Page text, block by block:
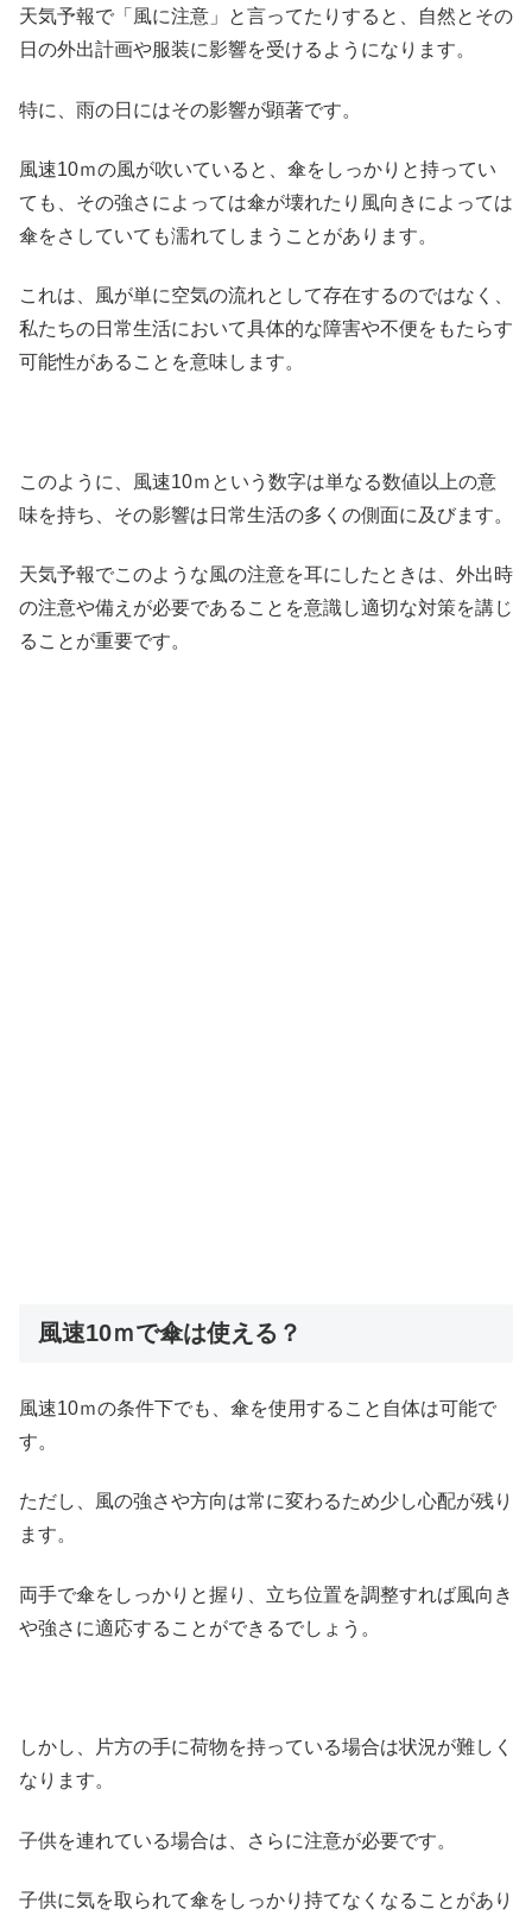
天気予報で「風に注意」と言ってたりすると、自然とその
日の外出計画や服装に影響を受けるようになります。
特に、雨の日にはその影響が顕著です。
風速10ｍの風が吹いていると、傘をしっかりと持ってい
ても、その強さによっては傘が壊れたり風向きによっては
傘をさしていても濡れてしまうことがあります。
これは、風が単に空気の流れとして存在するのではなく、
私たちの日常生活において具体的な障害や不便をもたらす
可能性があることを意味します。
このように、風速10ｍという数字は単なる数値以上の意
味を持ち、その影響は日常生活の多くの側面に及びます。
天気予報でこのような風の注意を耳にしたときは、外出時
の注意や備えが必要であることを意識し適切な対策を講じ
ることが重要です。
風速10ｍで傘は使える？
風速10ｍの条件下でも、傘を使用すること自体は可能で
す。
ただし、風の強さや方向は常に変わるため少し心配が残り
ます。
両手で傘をしっかりと握り、立ち位置を調整すれば風向き
や強さに適応することができるでしょう。
しかし、片方の手に荷物を持っている場合は状況が難しく
なります。
子供を連れている場合は、さらに注意が必要です。
子供に気を取られて傘をしっかり持てなくなることがあり